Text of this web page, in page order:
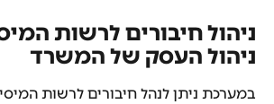
ניהול חיבורים לרשות
ניהול העסק של המשרד
במערכת ניתן לנהל חיבורים לרשות